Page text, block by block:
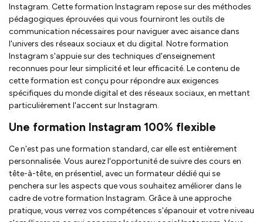
Instagram. Cette formation Instagram repose sur des méthodes
pédagogiques éprouvées qui vous fourniront les outils de
communication nécessaires pour naviguer avec aisance dans
l'univers des réseaux sociaux et du digital. Notre formation
Instagram s'appuie sur des techniques d'enseignement
reconnues pour leur simplicité et leur efficacité. Le contenu de
cette formation est conçu pour répondre aux exigences
spécifiques du monde digital et des réseaux sociaux, en mettant
particulièrement l'accent sur Instagram.
Une formation Instagram 100% flexible
Ce n'est pas une formation standard, car elle est entièrement
personnalisée. Vous aurez l'opportunité de suivre des cours en
tête-à-tête, en présentiel, avec un formateur dédié qui se
penchera sur les aspects que vous souhaitez améliorer dans le
cadre de votre formation Instagram. Grâce à une approche
pratique, vous verrez vos compétences s'épanouir et votre niveau